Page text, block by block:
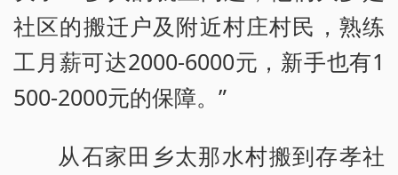
社区的搬迁户及附近村庄村民，熟练
工月薪可达2000-6000元，新手也有1
500-2000元的保障。”
从石家田乡太那水村搬到存孝社